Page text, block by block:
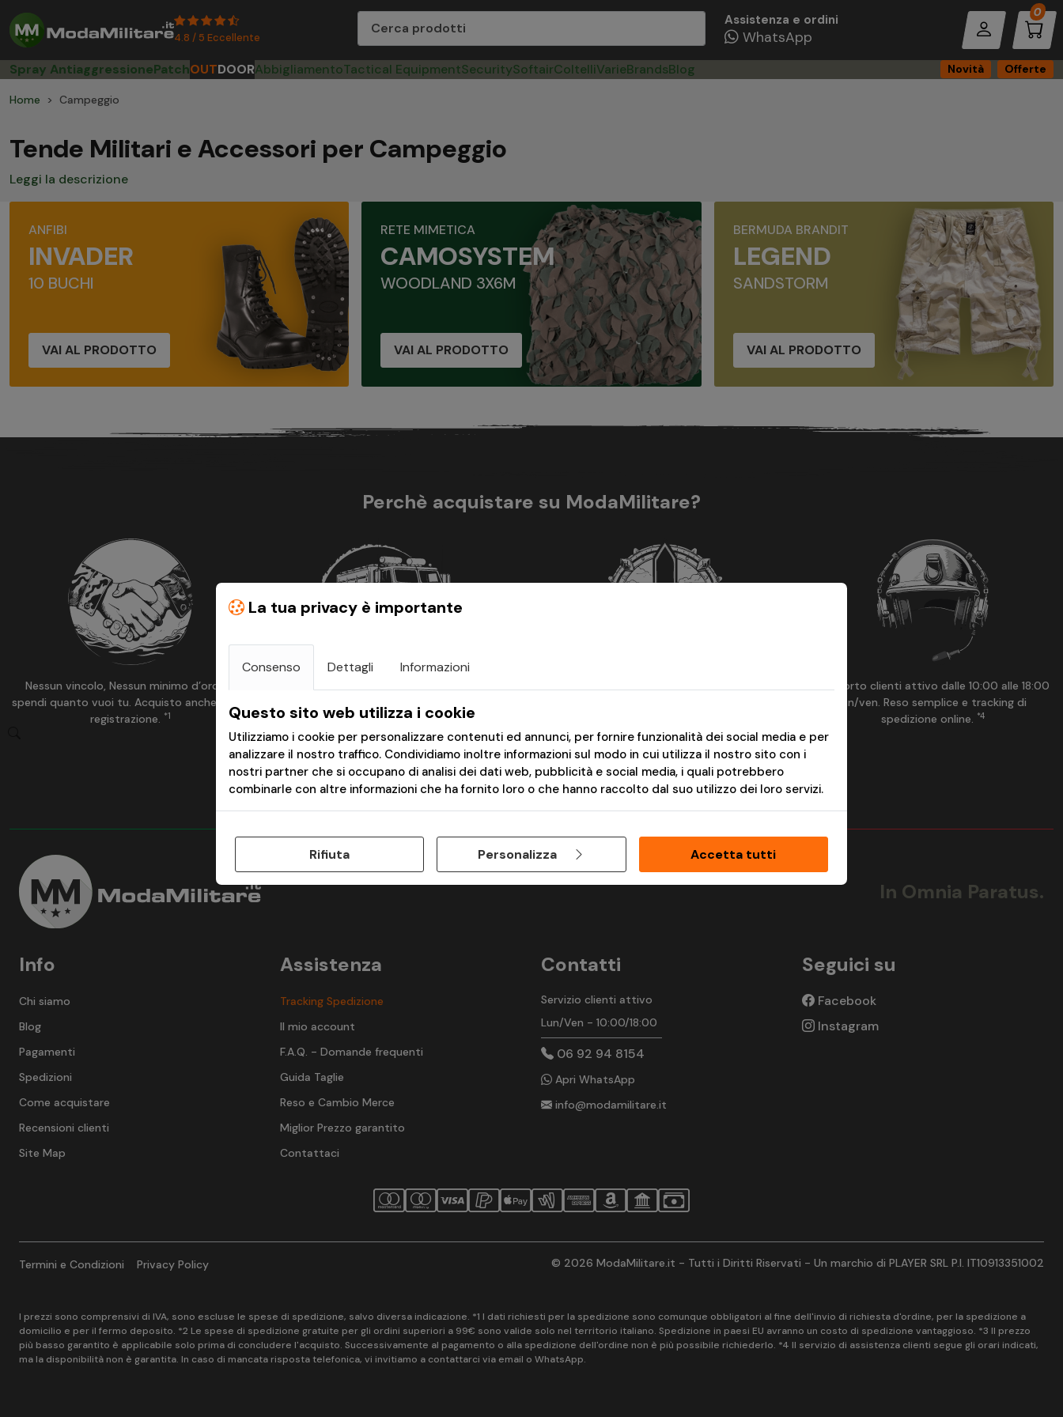
4.8 / 5 Eccellente
Assistenza e ordini
WhatsApp
0
Spray AntiaggressionePatchOUTDOORAbbigliamentoTactical EquipmentSecuritySoftairColtelliVarieBrandsBlog Novità Offerte
Home Campeggio
Tende Militari e Accessori per Campeggio
Leggi la descrizione
ANFIBI
INVADER
10 BUCHI
VAI AL PRODOTTO
RETE MIMETICA
CAMOSYSTEM
WOODLAND 3X6M
VAI AL PRODOTTO
BERMUDA BRANDIT
LEGEND
SANDSTORM
VAI AL PRODOTTO
Perchè acquistare su ModaMilitare?
Nessun vincolo, Nessun minimo d’ordine,
spendi quanto vuoi tu. Acquisto anche senza
registrazione. *1
Spediamo anche in Europa.*2
Supporto clienti attivo dalle 10:00 alle 18:00
lun/ven. Reso semplice e tracking di
spedizione online. *4
Scopri chi siamo
In Omnia Paratus.
Info
Chi siamo
Blog
Pagamenti
Spedizioni
Come acquistare
Recensioni clienti
Site Map
Assistenza
Tracking Spedizione
Il mio account
F.A.Q. - Domande frequenti
Guida Taglie
Reso e Cambio Merce
Miglior Prezzo garantito
Contattaci
Contatti
Servizio clienti attivo
Lun/Ven - 10:00/18:00
06 92 94 8154
Apri WhatsApp
info@modamilitare.it
Seguici su
Facebook
Instagram
Termini e Condizioni Privacy Policy © 2026 ModaMilitare.it - Tutti i Diritti Riservati - Un marchio di PLAYER SRL P.I. IT10913351002
I prezzi sono comprensivi di IVA, sono escluse le spese di spedizione, salvo diversa indicazione. *1 I dati richiesti per la spedizione sono comunque obbligatori al fine dell'invio di richiesta d'ordine, per la spedizione a
domicilio e per il fermo deposito. *2 Le spese di spedizione gratuite per gli ordini superiori a 99€ sono valide solo nel territorio italiano. Spedizione in paesi EU avranno un costo di spedizione vantaggioso. *3 Il prezzo
più basso garantito è applicabile solo prima di concludere l'acquisto. Successivamente al pagamento o alla spedizione dell'ordine non è più possibile richiederlo. *4 Il servizio di assistenza clienti segue gli orari indicati,
ma la disponibilità non è garantita. In caso di mancata risposta telefonica, vi invitiamo a contattarci via email o WhatsApp.
La tua privacy è importante
Consenso Dettagli Informazioni
Questo sito web utilizza i cookie
Utilizziamo i cookie per personalizzare contenuti ed annunci, per fornire funzionalità dei social media e per
analizzare il nostro traffico. Condividiamo inoltre informazioni sul modo in cui utilizza il nostro sito con i
nostri partner che si occupano di analisi dei dati web, pubblicità e social media, i quali potrebbero
combinarle con altre informazioni che ha fornito loro o che hanno raccolto dal suo utilizzo dei loro servizi.
Accetta tutti
Personalizza
Rifiuta